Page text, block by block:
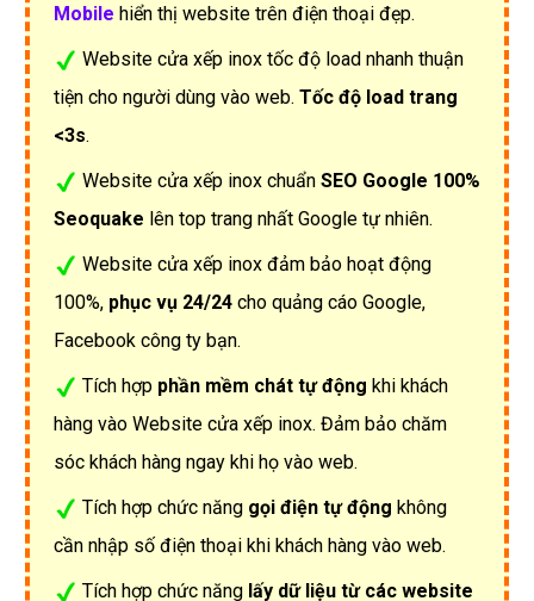
Mobile hiển thị website trên điện thoại đẹp.
Website cửa xếp inox tốc độ load nhanh thuận
tiện cho người dùng vào web. Tốc độ load trang
<3s.
Website cửa xếp inox chuẩn SEO Google 100%
Seoquake lên top trang nhất Google tự nhiên.
Website cửa xếp inox đảm bảo hoạt động
100%, phục vụ 24/24 cho quảng cáo Google,
Facebook công ty bạn.
Tích hợp phần mềm chát tự động khi khách
hàng vào Website cửa xếp inox. Đảm bảo chăm
sóc khách hàng ngay khi họ vào web.
Tích hợp chức năng gọi điện tự động không
cần nhập số điện thoại khi khách hàng vào web.
Tích hợp chức năng lấy dữ liệu từ các website